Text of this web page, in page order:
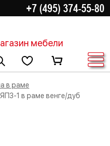
+7 (495) 374-55-80
мебели
в раме